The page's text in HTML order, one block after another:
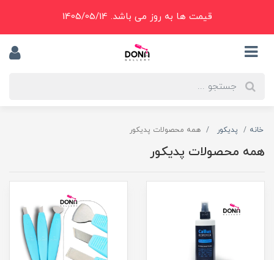
قیمت ها به روز می باشد. 1405/05/14
خانه پدیکور همه محصولات پدیکور
همه محصولات پدیکور